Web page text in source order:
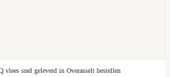
vlees snel geleverd in Overasselt bestellen